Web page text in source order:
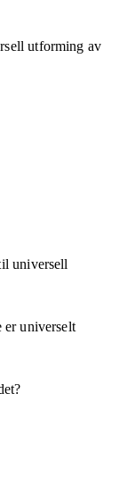
utforming av
universell
er universelt